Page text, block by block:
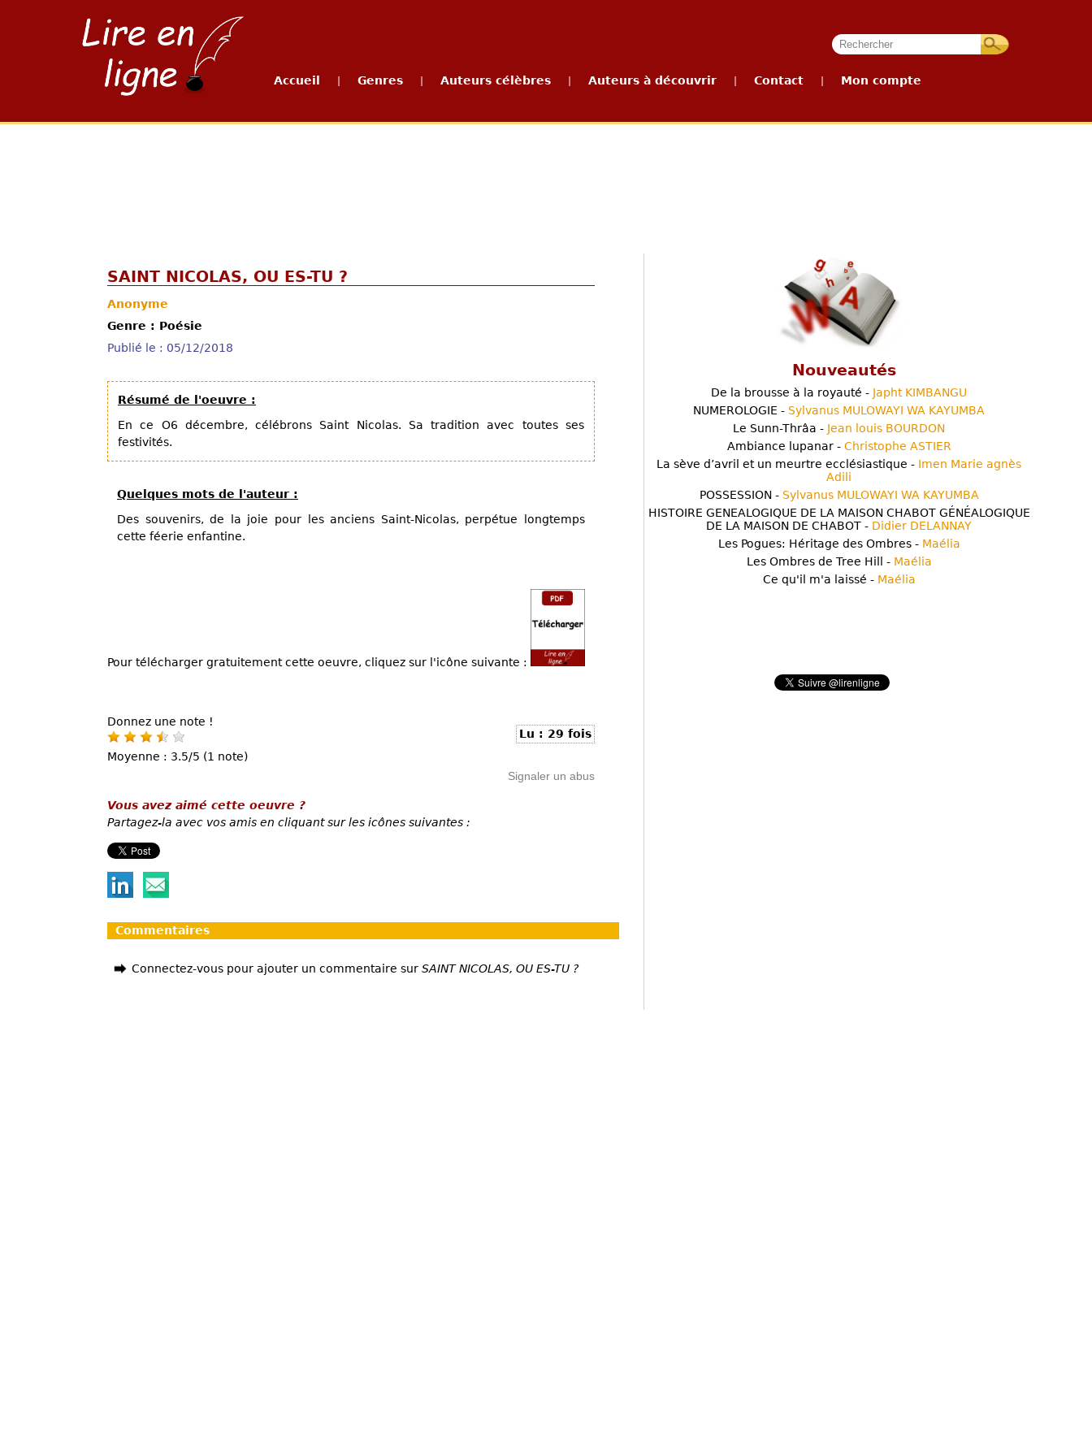
Accueil Genres Auteurs célèbres Auteurs à découvrir Contact Mon compte
SAINT NICOLAS, OU ES-TU ?
Anonyme
Genre : Poésie
Publié le : 05/12/2018
Résumé de l'oeuvre :
En ce O6 décembre, célébrons Saint Nicolas. Sa tradition avec toutes ses
festivités.
Quelques mots de l'auteur :
Des souvenirs, de la joie pour les anciens Saint-Nicolas, perpétue longtemps
cette féerie enfantine.
Pour télécharger gratuitement cette oeuvre, cliquez sur l'icône suivante :
Donnez une note !
Moyenne : 3.5/5 (1 note)
Lu : 29 fois
Signaler un abus
Vous avez aimé cette oeuvre ?
Partagez-la avec vos amis en cliquant sur les icônes suivantes :
Commentaires
Connectez-vous pour ajouter un commentaire sur SAINT NICOLAS, OU ES-TU ?
Nouveautés
De la brousse à la royauté - Japht KIMBANGU
NUMEROLOGIE - Sylvanus MULOWAYI WA KAYUMBA
Le Sunn-Thrâa - Jean louis BOURDON
Ambiance lupanar - Christophe ASTIER
La sève d’avril et un meurtre ecclésiastique - Imen Marie agnès
Adili
POSSESSION - Sylvanus MULOWAYI WA KAYUMBA
HISTOIRE GENEALOGIQUE DE LA MAISON CHABOT GÉNÉALOGIQUE
DE LA MAISON DE CHABOT - Didier DELANNAY
Les Pogues: Héritage des Ombres - Maélia
Les Ombres de Tree Hill - Maélia
Ce qu'il m'a laissé - Maélia